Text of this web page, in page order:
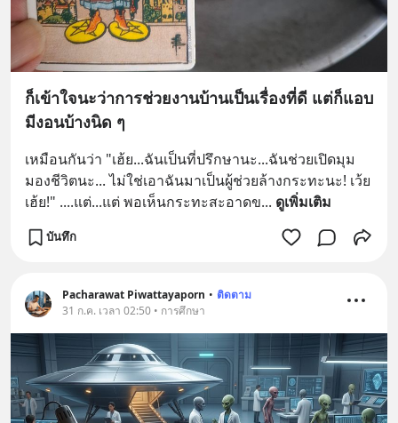
ก็เข้าใจนะว่าการช่วยงานบ้านเป็นเรื่องที่ดี แต่ก็แอบ
มีงอนบ้างนิด ๆ
เหมือนกันว่า "เฮ้ย...ฉันเป็นที่ปรึกษานะ...ฉันช่วยเปิดมุม
มองชีวิตนะ... ไม่ใช่เอาฉันมาเป็นผู้ช่วยล้างกระทะนะ! เว้ย
เฮ้ย!" ....แต่...แต่ พอเห็นกระทะสะอาดข... ดูเพิ่มเติม
บันทึก
Pacharawat Piwattayaporn • ติดตาม
31 ก.ค. เวลา 02:50 • การศึกษา